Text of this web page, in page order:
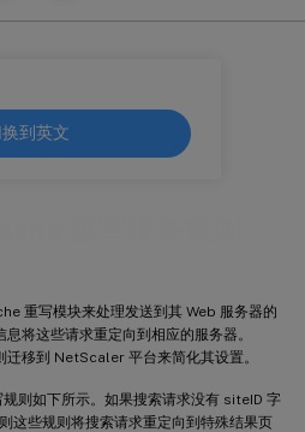
到英文
重写模块来处理发送到其 Web 服务器的
将这些请求重定向到相应的服务器。
移到 NetScaler 平台来简化其设置。
则如下所示。如果搜索请求没有 siteID 字
这些规则将搜索请求重定向到特殊结果页